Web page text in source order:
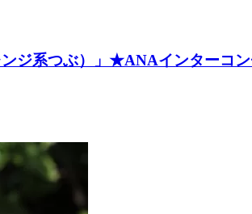
ジ系つぶ）」★ANAインターコ